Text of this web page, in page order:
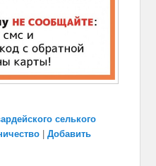
селького
|Добавить